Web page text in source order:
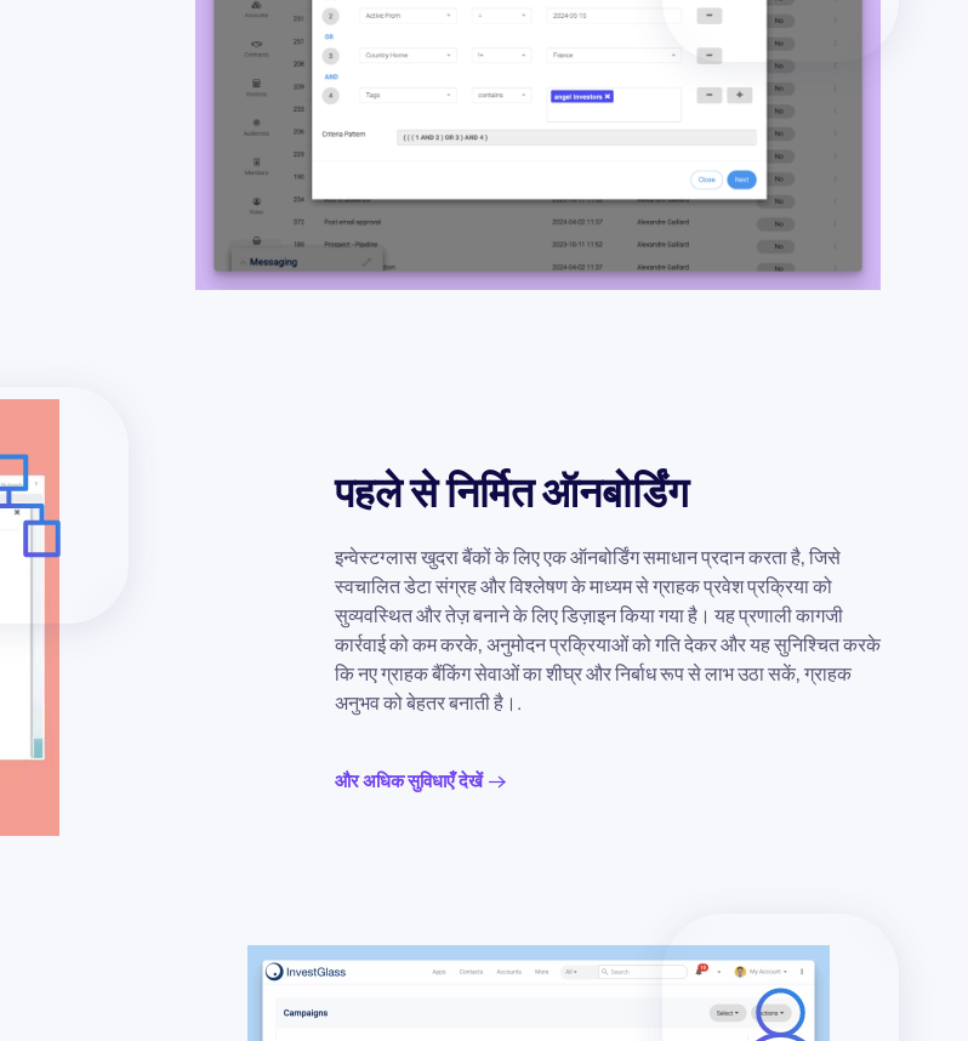
पहले से निर्मित ऑनबोर्डिंग
इन्वेस्टग्लास खुदरा बैंकों के लिए एक ऑनबोर्डिंग समाधान प्रदान करता है, जिसे
स्वचालित डेटा संग्रह और विश्लेषण के माध्यम से ग्राहक प्रवेश प्रक्रिया को
सुव्यवस्थित और तेज़ बनाने के लिए डिज़ाइन किया गया है। यह प्रणाली कागजी
कार्रवाई को कम करके, अनुमोदन प्रक्रियाओं को गति देकर और यह सुनिश्चित करके
कि नए ग्राहक बैंकिंग सेवाओं का शीघ्र और निर्बाध रूप से लाभ उठा सकें, ग्राहक
अनुभव को बेहतर बनाती है।.
और अधिक सुविधाएँ देखें